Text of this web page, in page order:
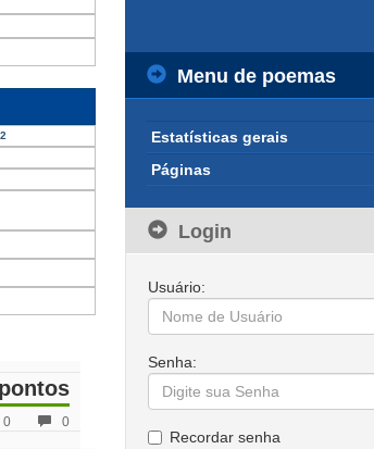
0
0
Menu de poemas
Estatísticas gerais
Páginas
Login
Usuário:
Senha:
Recordar senha